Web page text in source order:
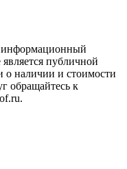
информационный
публичной
наличии и стоимости
обращайтесь к